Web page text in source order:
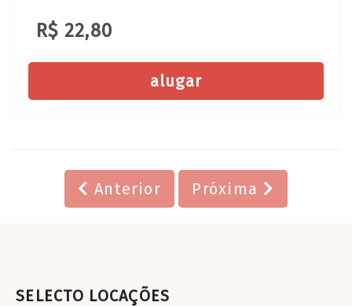
R$ 22,80
alugar
Anterior Próxima
SELECTO LOCAÇÕES